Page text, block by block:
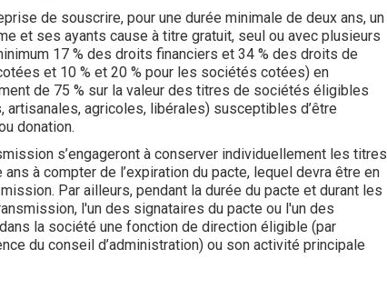
de souscrire, pour une durée minimale de deux ans, un
et ses ayants cause à titre gratuit, seul ou avec plusieurs
17 % des droits financiers et 34 % des droits de
et 10 % et 20 % pour les sociétés cotées) en
de 75 % sur la valeur des titres de sociétés éligibles
agricoles, libérales) susceptibles d’être
donation.
s’engageront à conserver individuellement les titres
à compter de l’expiration du pacte, lequel devra être en
Par ailleurs, pendant la durée du pacte et durant les
l'un des signataires du pacte ou l'un des
la société une fonction de direction éligible (par
du conseil d’administration) ou son activité principale